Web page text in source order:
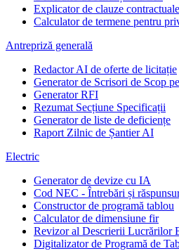
Explicator de clauze
Calculator de termene pentru
Antrepriză generală
Redactor AI de oferte de licitație
Generator de Scrisori de Scop
Generator RFI
Rezumat Secțiune Specificații
Generator de liste de deficiențe
Raport Zilnic de Șantier AI
Electric
Generator de devize cu IA
Cod NEC - Întrebări și
Constructor de programă tablou
Calculator de dimensiune fir
Revizor al Descrierii Lucrărilor
Digitalizator de Programă de